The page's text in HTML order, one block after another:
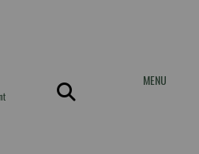
MENU